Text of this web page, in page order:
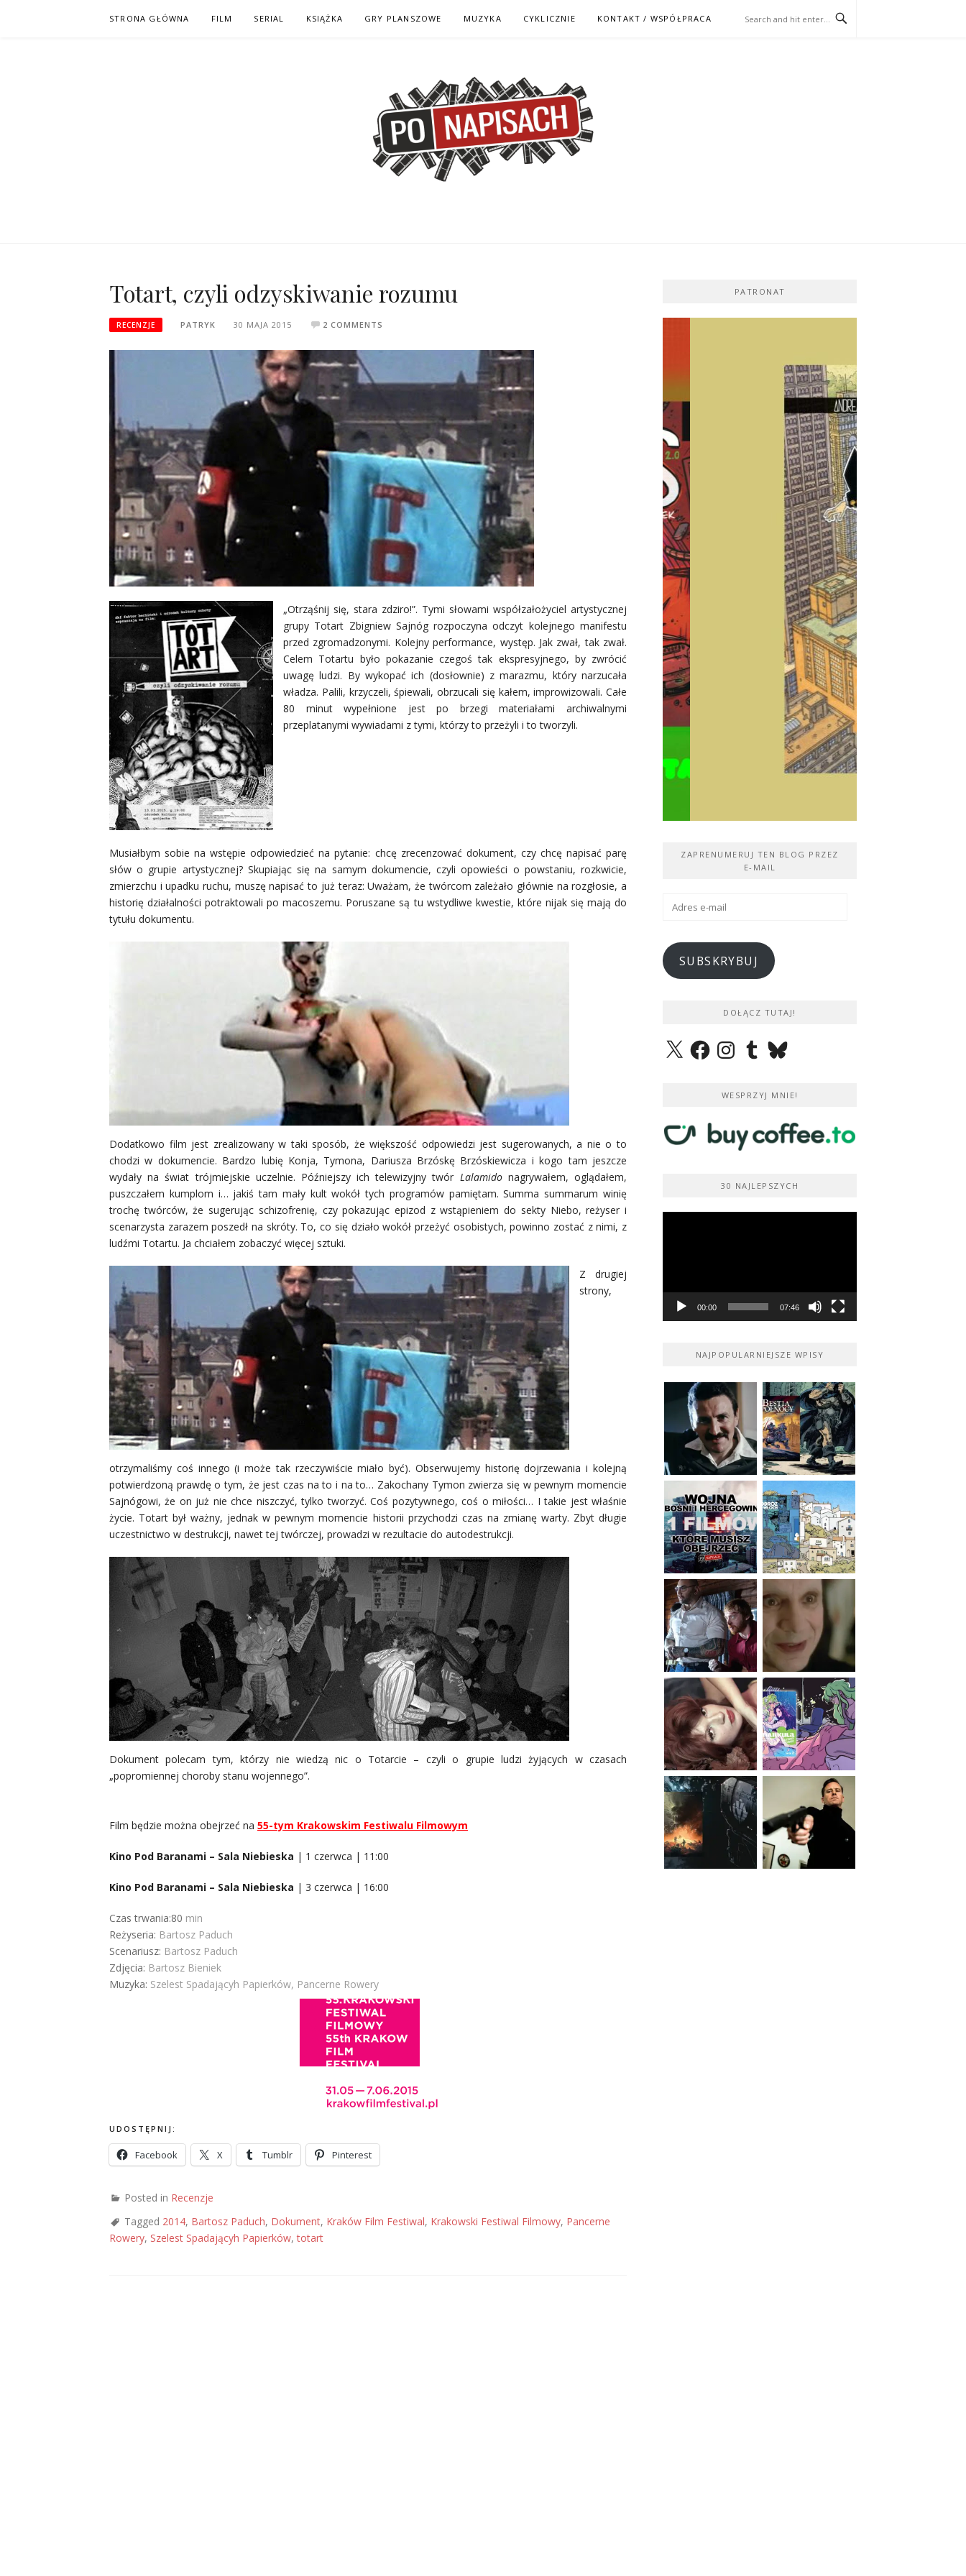
STRONA GŁÓWNA FILM SERIAL KSIĄŻKA GRY PLANSZOWE MUZYKA CYKLICZNIE KONTAKT / WSPÓŁPRACA
Totart, czyli odzyskiwanie rozumu
RECENZJE PATRYK 30 MAJA 2015 2 COMMENTS
„Otrząśnij się, stara zdziro!”. Tymi słowami współzałożyciel artystycznej
grupy Totart Zbigniew Sajnóg rozpoczyna odczyt kolejnego manifestu
przed zgromadzonymi. Kolejny performance, występ. Jak zwał, tak zwał.
Celem Totartu było pokazanie czegoś tak ekspresyjnego, by zwrócić
uwagę ludzi. By wykopać ich (dosłownie) z marazmu, który narzucała
władza. Palili, krzyczeli, śpiewali, obrzucali się kałem, improwizowali. Całe
80 minut wypełnione jest po brzegi materiałami archiwalnymi
przeplatanymi wywiadami z tymi, którzy to przeżyli i to tworzyli.
Musiałbym sobie na wstępie odpowiedzieć na pytanie: chcę zrecenzować dokument, czy chcę napisać parę
słów o grupie artystycznej? Skupiając się na samym dokumencie, czyli opowieści o powstaniu, rozkwicie,
zmierzchu i upadku ruchu, muszę napisać to już teraz: Uważam, że twórcom zależało głównie na rozgłosie, a
historię działalności potraktowali po macoszemu. Poruszane są tu wstydliwe kwestie, które nijak się mają do
tytułu dokumentu.
Dodatkowo film jest zrealizowany w taki sposób, że większość odpowiedzi jest sugerowanych, a nie o to
chodzi w dokumencie. Bardzo lubię Konja, Tymona, Dariusza Brzóskę Brzóskiewicza i kogo tam jeszcze
wydały na świat trójmiejskie uczelnie. Późniejszy ich telewizyjny twór Lalamidonagrywałem, oglądałem,
puszczałem kumplom i… jakiś tam mały kult wokół tych programów pamiętam. Summa summarum winię
trochę twórców, że sugerując schizofrenię, czy pokazując epizod z wstąpieniem do sekty Niebo, reżyser i
scenarzysta zarazem poszedł na skróty. To, co się działo wokół przeżyć osobistych, powinno zostać z nimi, z
ludźmi Totartu. Ja chciałem zobaczyć więcej sztuki.
Z drugiej
strony,
otrzymaliśmy coś innego (i może tak rzeczywiście miało być). Obserwujemy historię dojrzewania i kolejną
potwierdzoną prawdę o tym, że jest czas na to i na to… Zakochany Tymon zwierza się w pewnym momencie
Sajnógowi, że on już nie chce niszczyć, tylko tworzyć. Coś pozytywnego, coś o miłości… I takie jest właśnie
życie. Totart był ważny, jednak w pewnym momencie historii przychodzi czas na zmianę warty. Zbyt długie
uczestnictwo w destrukcji, nawet tej twórczej, prowadzi w rezultacie do autodestrukcji.
Dokument polecam tym, którzy nie wiedzą nic o Totarcie – czyli o grupie ludzi żyjących w czasach
„popromiennej choroby stanu wojennego”.
Film będzie można obejrzeć na 55-tym Krakowskim Festiwalu Filmowym
Kino Pod Baranami – Sala Niebieska | 1 czerwca | 11:00
Kino Pod Baranami – Sala Niebieska | 3 czerwca | 16:00
Czas trwania:80 min
Reżyseria: Bartosz Paduch
Scenariusz: Bartosz Paduch
Zdjęcia: Bartosz Bieniek
Muzyka: Szelest Spadającyh Papierków, Pancerne Rowery
UDOSTĘPNIJ:
Facebook X Tumblr Pinterest
Posted in Recenzje
Tagged 2014, Bartosz Paduch, Dokument, Kraków Film Festiwal, Krakowski Festiwal Filmowy, Pancerne
Rowery, Szelest Spadającyh Papierków,totart
PATRONAT
ZAPRENUMERUJ TEN BLOG PRZEZ
E-MAIL
Adres
SUBSKRYBUJ
DOŁĄCZ TUTAJ!
X FacebookInstagramTumblrBluesky
WESPRZYJ MNIE!
30 NAJLEPSZYCH
00:00 07:46
NAJPOPULARNIEJSZE WPISY